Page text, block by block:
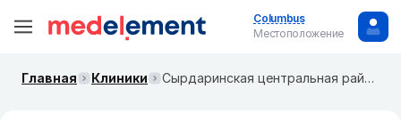
Columbus
Местоположение
Главная Клиники Сырдаринская центральная районная больница п. Теренозек